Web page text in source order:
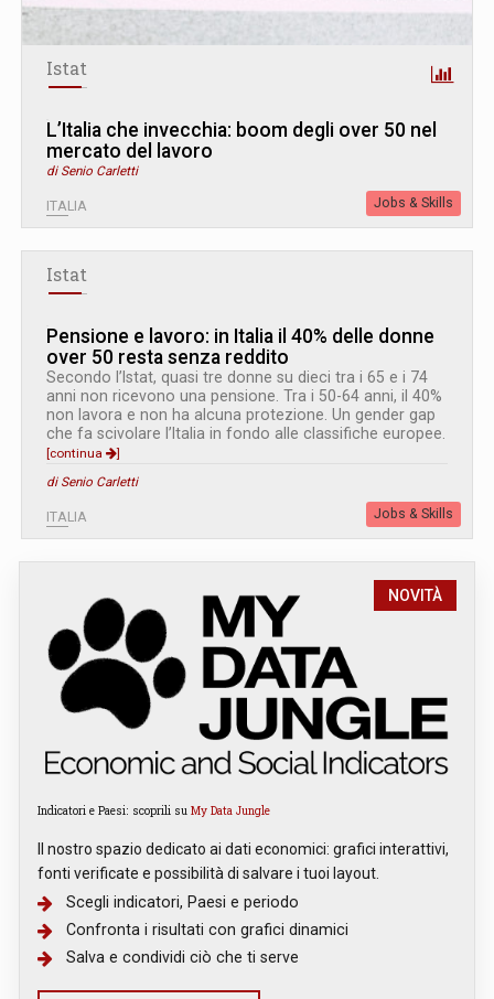
Istat
L’Italia che invecchia: boom degli over 50 nel
mercato del lavoro
di Senio Carletti
ITALIA Jobs & Skills
Istat
Pensione e lavoro: in Italia il 40% delle donne
over 50 resta senza reddito
Secondo l’Istat, quasi tre donne su dieci tra i 65 e i 74
anni non ricevono una pensione. Tra i 50-64 anni, il 40%
non lavora e non ha alcuna protezione. Un gender gap
che fa scivolare l’Italia in fondo alle classifiche europee.
[continua
]
di Senio Carletti
ITALIA Jobs & Skills
NOVITÀ
Indicatori e Paesi: scoprili su My Data Jungle
Il nostro spazio dedicato ai dati economici: grafici interattivi,
fonti verificate e possibilità di salvare i tuoi layout.
Scegli indicatori, Paesi e periodo
Confronta i risultati con grafici dinamici
Salva e condividi ciò che ti serve